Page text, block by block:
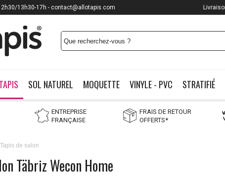
TAPIS SOL NATUREL MOQUETTE VINYLE - PVC STRATIFIÉ
ENTREPRISE
FRANÇAISE
FRAIS DE RETOUR
OFFERTS*
Tapis de salon
Täbriz Wecon Home
13h30-17h - contact@allotapis.com Payez jusqu'à12x